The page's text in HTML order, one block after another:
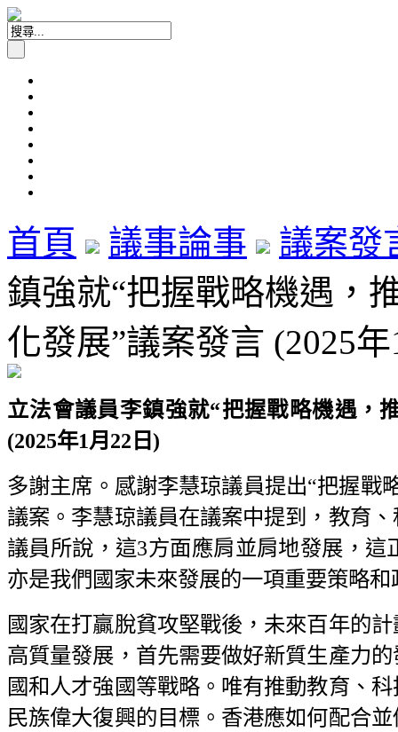
首頁 議事論事
議案發
鎮強就“把握戰略機遇，
化發展”議案發言 (2025
立法會議員李鎮強就“把握戰略機遇，
(2025年1月22日)
多謝主席。感謝李慧琼議員提出“把握戰
議案。李慧琼議員在議案中提到，教育
議員所說，這3方面應肩並肩地發展，
亦是我們國家未來發展的一項重要策略和
國家在打贏脫貧攻堅戰後，未來百年的
高質量發展，首先需要做好新質生產力
國和人才強國等戰略。唯有推動教育、
民族偉大復興的目標。香港應如何配合